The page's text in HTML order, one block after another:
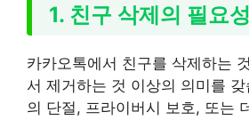
1. 친구 삭제의 필요
카카오톡에서 친구를 삭제하는
서 제거하는 것 이상의 의미를
의 단절, 프라이버시 보호, 또는